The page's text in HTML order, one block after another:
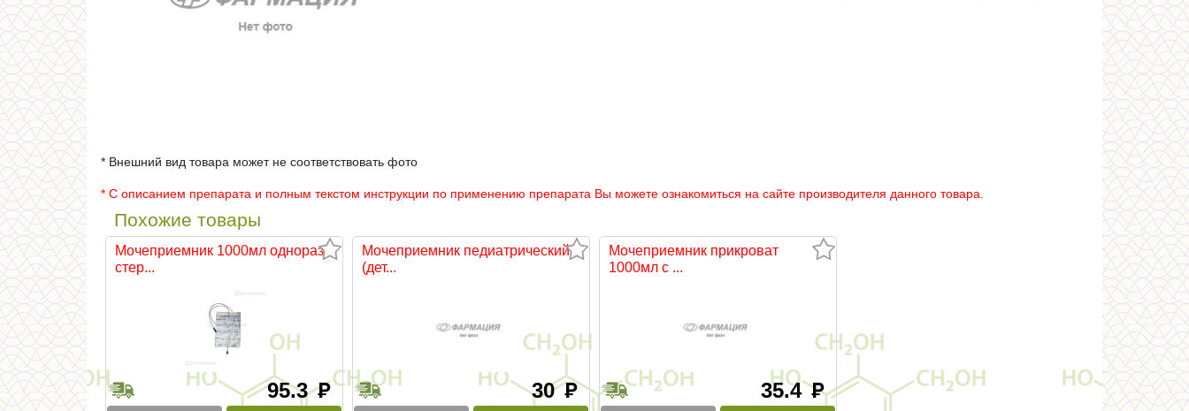
* Внешний вид товара может не соответствовать фото
* С описанием препарата и полным текстом инструкции по применению препарата Вы можете ознакомиться на сайте производителя данного товара.
Похожие товары
Мочеприемник 1000мл однораз
стер...
95.3руб
Мочеприемник педиатрический
(дет...
30руб
Мочеприемник прикроват
1000мл с ...
35.4руб